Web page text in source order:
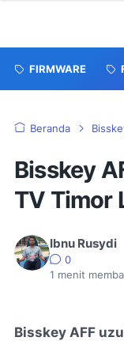
FIRMWARE
Beranda
Bisskey
TV Timor
Ibnu Rusydi
0
1 menit
Bisskey AFF